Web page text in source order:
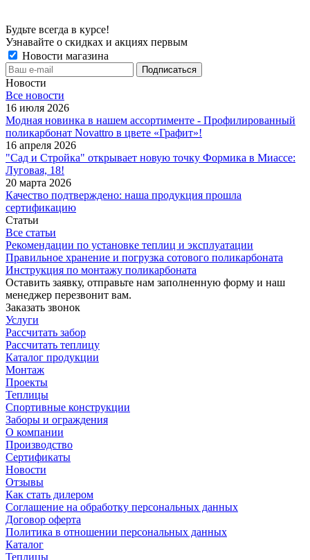
Будьте всегда в курсе!
Узнавайте о скидках и акциях первым
Новости магазина
Новости
Все новости
16 июля 2026
Модная новинка в нашем ассортименте - Профилированный
поликарбонат Novattro в цвете «Графит»!
16 апреля 2026
"Сад и Стройка" открывает новую точку Формика в Миассе:
Луговая, 18!
20 марта 2026
Качество подтверждено: наша продукция прошла
сертификацию
Статьи
Все статьи
Рекомендации по установке теплиц и эксплуатации
Правильное хранение и погрузка сотового поликарбоната
Инструкция по монтажу поликарбоната
Оставить заявку, отправьте нам заполненную форму и наш
менеджер перезвонит вам.
Заказать звонок
Услуги
Рассчитать забор
Рассчитать теплицу
Каталог продукции
Монтаж
Проекты
Теплицы
Спортивные конструкции
Заборы и ограждения
О компании
Производство
Сертификаты
Новости
Отзывы
Как стать дилером
Соглашение на обработку персональных данных
Договор оферта
Политика в отношении персональных данных
Каталог
Теплицы